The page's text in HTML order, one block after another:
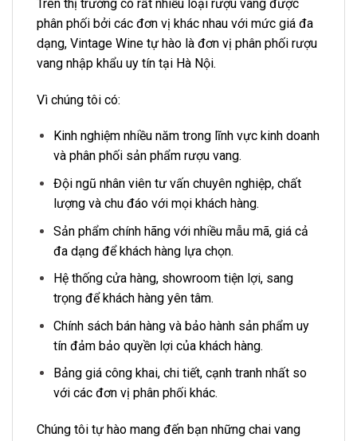
Trên thị trường có rất nhiều loại rượu vang được
phân phối bởi các đơn vị khác nhau với mức giá đa
dạng, Vintage Wine tự hào là đơn vị phân phối rượu
vang nhập khẩu uy tín tại Hà Nội.
Vì chúng tôi có:
Kinh nghiệm nhiều năm trong lĩnh vực kinh doanh
và phân phối sản phẩm rượu vang.
Đội ngũ nhân viên tư vấn chuyên nghiệp, chất
lượng và chu đáo với mọi khách hàng.
Sản phẩm chính hãng với nhiều mẫu mã, giá cả
đa dạng để khách hàng lựa chọn.
Hệ thống cửa hàng, showroom tiện lợi, sang
trọng để khách hàng yên tâm.
Chính sách bán hàng và bảo hành sản phẩm uy
tín đảm bảo quyền lợi của khách hàng.
Bảng giá công khai, chi tiết, cạnh tranh nhất so
với các đơn vị phân phối khác.
Chúng tôi tự hào mang đến bạn những chai vang